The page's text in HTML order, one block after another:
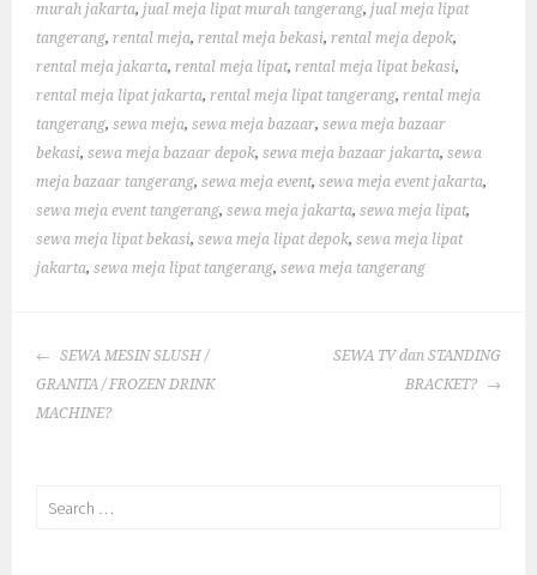
murah jakarta,jual meja lipat murah tangerang,jual meja lipat
tangerang,rental meja,rental meja bekasi,rental meja depok,
rental meja jakarta,rental meja lipat,rental meja lipat bekasi,
rental meja lipat jakarta,rental meja lipat tangerang,rental meja
tangerang,sewa meja,sewa meja bazaar,sewa meja bazaar
bekasi,sewa meja bazaar depok,sewa meja bazaar jakarta,sewa
meja bazaar tangerang,sewa meja event,sewa meja event jakarta,
sewa meja event tangerang,sewa meja jakarta,sewa meja lipat,
sewa meja lipat bekasi,sewa meja lipat depok,sewa meja lipat
jakarta,sewa meja lipat tangerang,sewa meja tangerang
POST
NAVIGATION
SEWA MESIN SLUSH /
GRANITA / FROZEN DRINK
MACHINE?
SEWA TV dan STANDING
BRACKET?
Search